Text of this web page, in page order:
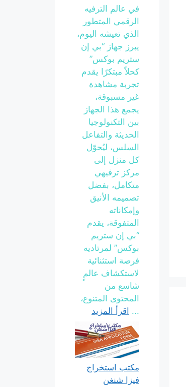
في عالم الترفيه
الرقمي المتطور
الذي تعيشه اليوم،
يبرز جهاز “بي إن
ستريم بوكس”
كحلاً مبتكرًا يقدم
تجربة مشاهدة
غير مسبوقة،
يجمع هذا الجهاز
بين التكنولوجيا
الحديثة والتفاعل
السلس، ليُحوّل
كل منزل إلى
مركز ترفيهي
متكامل، بفضل
تصميمه الأنيق
وإمكاناته
المتفوقة، يقدم
“بي إن ستريم
بوكس” لمرتاديه
فرصة استثنائية
لاستكشاف عالمٍ
شاسع من
المحتوى المتنوع،
... اقرأ المزيد
مكتب استخراج
فيزا شنغن